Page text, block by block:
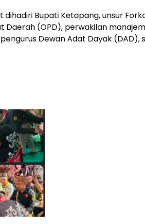
Bupati Ketapang, unsur
Daerah (OPD), perwakilan
Dewan Adat Dayak (DAD),